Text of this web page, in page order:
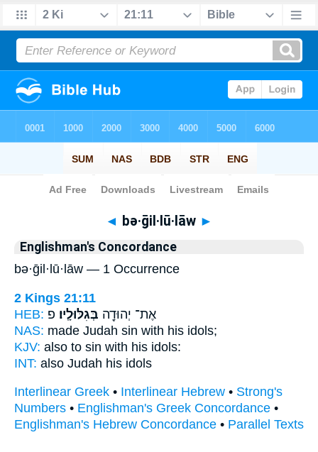
Bible> Strong's > Hebrew
◄ bə·ḡil·lū·lāw ►
Englishman's Concordance
bə·ḡil·lū·lāw — 1 Occurrence
2 Kings 21:11
HEB:
אֶת־ יְהוּדָ֖ה בְּגִלּוּלָֽיו׃ פ
NAS: made Judah sin with his idols;
KJV: also to sin with his idols:
INT: also Judah his idols
Interlinear Greek • Interlinear Hebrew • Strong's
Numbers • Englishman's Greek Concordance •
Englishman's Hebrew Concordance • Parallel Texts